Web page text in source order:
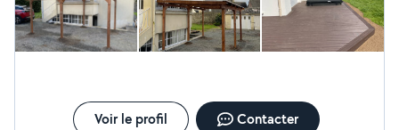
Voir le profil Contacter